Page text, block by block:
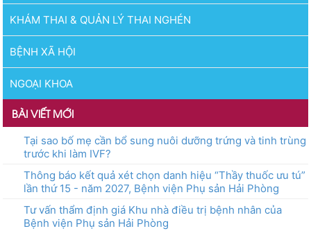
KHÁM THAI & QUẢN LÝ THAI NGHÉN
BỆNH XÃ HỘI
NGOẠI KHOA
BÀI VIẾT MỚI
Tại sao bố mẹ cần bổ sung nuôi dưỡng trứng và tinh trùng
trước khi làm IVF?
Thông báo kết quả xét chọn danh hiệu “Thầy thuốc ưu tú”
lần thứ 15 - năm 2027, Bệnh viện Phụ sản Hải Phòng
Tư vấn thẩm định giá Khu nhà điều trị bệnh nhân của
Bệnh viện Phụ sản Hải Phòng